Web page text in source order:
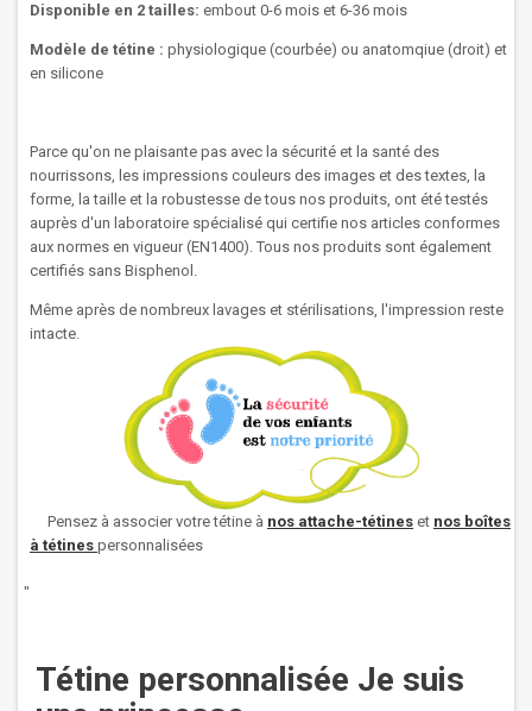
Disponible en 2 tailles: embout 0-6 mois et 6-36 mois
Modèle de tétine : physiologique (courbée) ou anatomqiue (droit) et
en silicone
Parce qu'on ne plaisante pas avec la sécurité et la santé des
nourrissons, les impressions couleurs des images et des textes, la
forme, la taille et la robustesse de tous nos produits, ont été testés
auprès d'un laboratoire spécialisé qui certifie nos articles conformes
aux normes en vigueur (EN1400). Tous nos produits sont également
certifiés sans Bisphenol.
Même après de nombreux lavages et stérilisations, l'impression reste
intacte.
Pensez à associer votre tétine à nos attache-tétines et nos boîtes
à tétines personnalisées
"
Tétine personnalisée Je suis